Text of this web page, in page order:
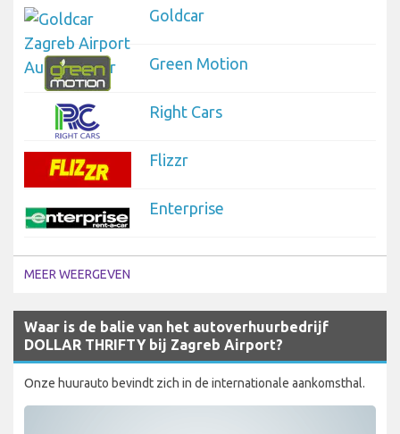
Goldcar
Green Motion
Right Cars
Flizzr
Enterprise
MEER WEERGEVEN
Waar is de balie van het autoverhuurbedrijf
DOLLAR THRIFTY bij Zagreb Airport?
Onze huurauto bevindt zich in de internationale aankomsthal.